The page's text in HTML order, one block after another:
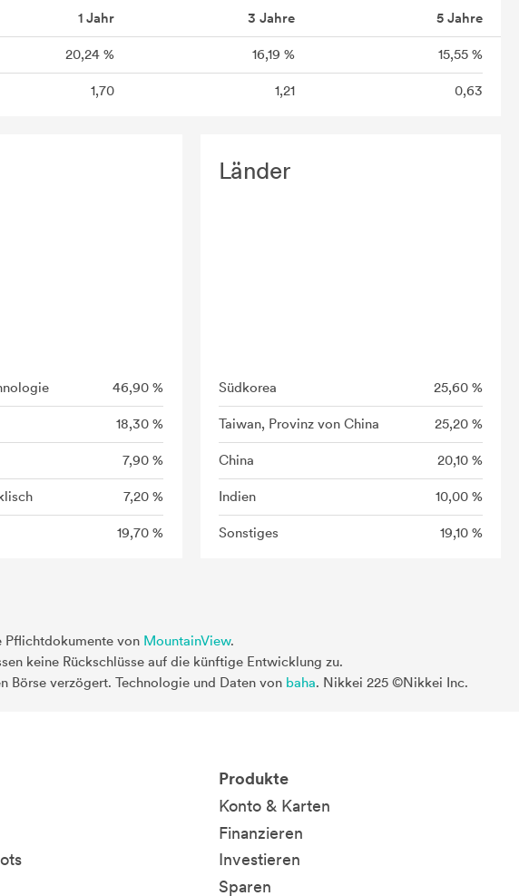
1 Jahr 3 Jahre 5 Jahre
20,24 % 16,19 % 15,55 %
1,70 1,21 0,63
46,90 %
18,30 %
7,90 %
7,20 %
19,70 %
Länder
Südkorea 25,60 %
Taiwan, Provinz von China 25,20 %
China 20,10 %
Indien 10,00 %
Sonstiges 19,10 %
Pflichtdokumente von MountainView.
keine Rückschlüsse auf die künftige Entwicklung zu.
Börse verzögert. Technologie und Daten von baha. Nikkei 225 ©Nikkei Inc.
Produkte
Konto & Karten
Finanzieren
Investieren
Sparen